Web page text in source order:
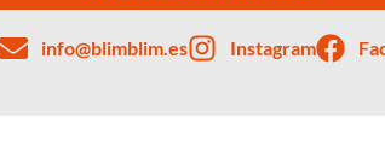
info@blimblim.es Instagram